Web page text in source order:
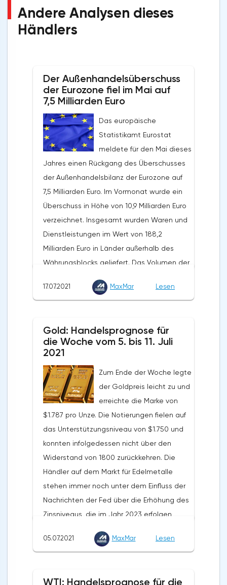
Andere Analysen dieses
Händlers
Der Außenhandelsüberschuss
der Eurozone fiel im Mai auf
7,5 Milliarden Euro
Das europäische
Statistikamt Eurostat
meldete für den Mai dieses
Jahres einen Rückgang des Überschusses
der Außenhandelsbilanz der Eurozone auf
7,5 Milliarden Euro. Im Vormonat wurde ein
Überschuss in Höhe von 10,9 Milliarden Euro
verzeichnet. Insgesamt wurden Waren und
Dienstleistungen im Wert von 188,2
Milliarden Euro in Länder außerhalb des
Währungsblocks geliefert. Das Volumen der
Monaten um 31,9 %. Die Importe wurden in
Nach Angaben von Eurostat schlossen die
Länder der Eurozone die fünf Monate des
Außenhandelsüberschuss von 79,7 Milliarden
Euro ab, was 21% über dem positiven Saldo
des Vorjahreszeitraums liegt. Die Exporte
beliefen sich im genannten Zeitraum auf
957,9 Milliarden Euro, ein Plus von 13,3 % im
Jahresvergleich. Das Volumen der Importe
stieg um 12,7% und betrug 878,2 Milliarden
Euro. Der Außenhandelsüberschuss der EU
wurde im Mai dieses Jahres mit 7,9
Milliarden Dollar verzeichnet. Im Mai letzten
Jahres lag dieser Wert bei 6,6 Milliarden
17.07.2021 MaxMar Lesen
Gold: Handelsprognose für
die Woche vom 5. bis 11. Juli
2021
Zum Ende der Woche legte
der Goldpreis leicht zu und
erreichte die Marke von
$1.787 pro Unze. Die Notierungen fielen auf
das Unterstützungsniveau von $1.750 und
konnten infolgedessen nicht über den
Widerstand von 1800 zurückkehren. Die
Händler auf dem Markt für Edelmetalle
stehen immer noch unter dem Einfluss der
Nachrichten der Fed über die Erhöhung des
Zinsniveaus, die im Jahr 2023 erfolgen
einer gewissen Anfälligkeit des Dollars in
05.07.2021 MaxMar Lesen
WTI: Handelsprognose für die